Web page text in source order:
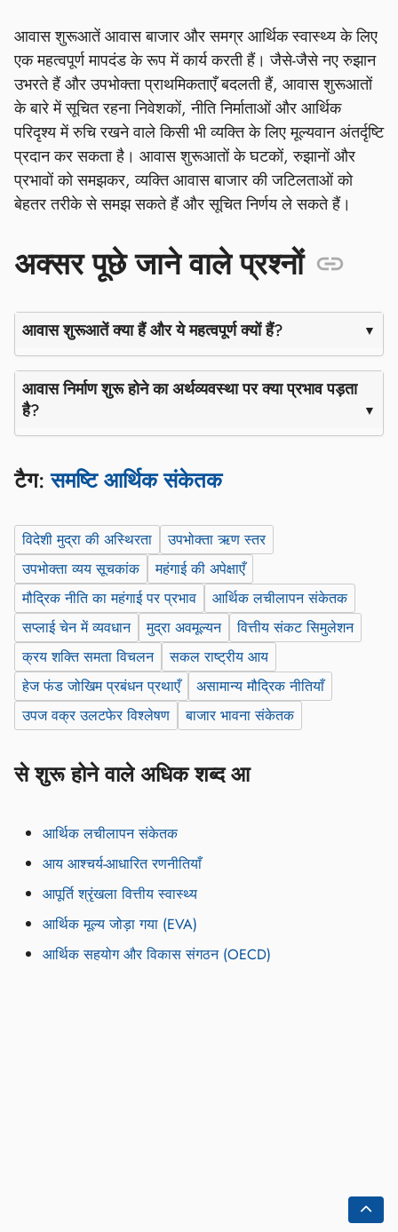
आवास शुरूआतें आवास बाजार और समग्र आर्थिक स्वास्थ्य के लिए
एक महत्वपूर्ण मापदंड के रूप में कार्य करती हैं। जैसे-जैसे नए रुझान
उभरते हैं और उपभोक्ता प्राथमिकताएँ बदलती हैं, आवास शुरूआतों
के बारे में सूचित रहना निवेशकों, नीति निर्माताओं और आर्थिक
परिदृश्य में रुचि रखने वाले किसी भी व्यक्ति के लिए मूल्यवान अंतर्दृष्टि
प्रदान कर सकता है। आवास शुरूआतों के घटकों, रुझानों और
प्रभावों को समझकर, व्यक्ति आवास बाजार की जटिलताओं को
बेहतर तरीके से समझ सकते हैं और सूचित निर्णय ले सकते हैं।
अक्सर पूछे जाने वाले प्रश्नों
आवास शुरूआतें क्या हैं और ये महत्वपूर्ण क्यों हैं?
आवास निर्माण शुरू होने का अर्थव्यवस्था पर क्या प्रभाव पड़ता
है?
टैग:समष्टि आर्थिक संकेतक
विदेशी मुद्रा की अस्थिरता
उपभोक्ता ऋण स्तर
उपभोक्ता व्यय सूचकांक
महंगाई की अपेक्षाएँ
मौद्रिक नीति का महंगाई पर प्रभाव
आर्थिक लचीलापन संकेतक
सप्लाई चेन में व्यवधान
मुद्रा अवमूल्यन
वित्तीय संकट सिमुलेशन
क्रय शक्ति समता विचलन
सकल राष्ट्रीय आय
हेज फंड जोखिम प्रबंधन प्रथाएँ
असामान्य मौद्रिक नीतियाँ
उपज वक्र उलटफेर विश्लेषण
बाजार भावना संकेतक
से शुरू होने वाले अधिक शब्द आ
आर्थिक लचीलापन संकेतक
आय आश्चर्य-आधारित रणनीतियाँ
आपूर्ति श्रृंखला वित्तीय स्वास्थ्य
आर्थिक मूल्य जोड़ा गया (EVA)
आर्थिक सहयोग और विकास संगठन (OECD)